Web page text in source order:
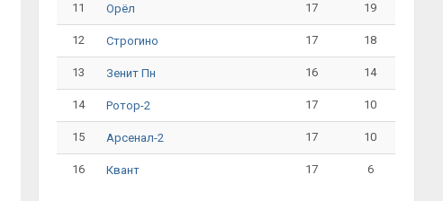
11 Орёл 17 19
12 Строгино 17 18
13 Зенит Пн 16 14
14 Ротор-2 17 10
15 Арсенал-2 17 10
16 Квант 17 6